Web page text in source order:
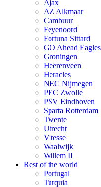
Ajax
AZ Alkmaar
Cambuur
Feyenoord
Fortuna Sittard
GO Ahead Eagles
Groningen
Heerenveen
Heracles
NEC Nijmegen
PEC Zwolle
PSV Eindhoven
Sparta Rotterdam
Twente
Utrecht
Vitesse
Waalwijk
Willem II
Rest of the world
Portugal
Turquia